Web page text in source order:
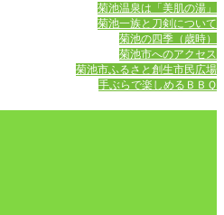
菊池温泉は「美肌の湯」
菊池一族と刀剣について
菊池の四季（歳時）
菊池市へのアクセス
菊池市ふるさと創生市民広場
手ぶらで楽しめるＢＢＱ